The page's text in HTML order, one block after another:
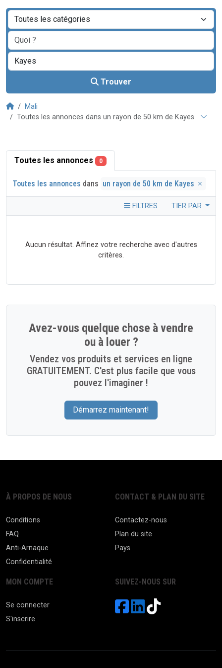
Trouver
Mali
Toutes les annonces dans un rayon de 50 km de Kayes
Toutes les annonces 0
Toutes les annonces dans un rayon de 50 km de Kayes
FILTRES TIER PAR
Aucun résultat. Affinez votre recherche avec d'autres
critères.
Avez-vous quelque chose à vendre
ou à louer ?
Vendez vos produits et services en ligne
GRATUITEMENT. C'est plus facile que vous
pouvez l'imaginer !
Démarrez maintenant!
À PROPOS DE NOUS
Conditions
FAQ
Anti-Arnaque
Confidentialité
CONTACT & PLAN DU SITE
Contactez-nous
Plan du site
Pays
MON COMPTE
Se connecter
S'inscrire
SUIVEZ-NOUS SUR